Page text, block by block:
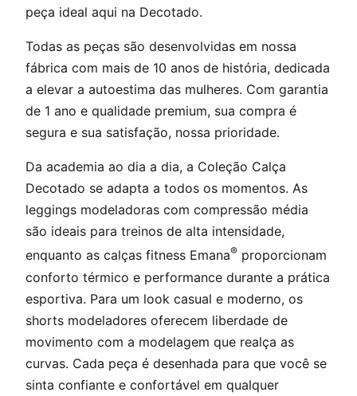
peça ideal aqui na Decotado.
Todas as peças são desenvolvidas em nossa
fábrica com mais de 10 anos de história, dedicada
a elevar a autoestima das mulheres. Com garantia
de 1 ano e qualidade premium, sua compra é
segura e sua satisfação, nossa prioridade.
Da academia ao dia a dia, a Coleção Calça
Decotado se adapta a todos os momentos. As
leggings modeladoras com compressão média
são ideais para treinos de alta intensidade,
enquanto as calças fitness Emana® proporcionam
conforto térmico e performance durante a prática
esportiva. Para um look casual e moderno, os
shorts modeladores oferecem liberdade de
movimento com a modelagem que realça as
curvas. Cada peça é desenhada para que você se
sinta confiante e confortável em qualquer